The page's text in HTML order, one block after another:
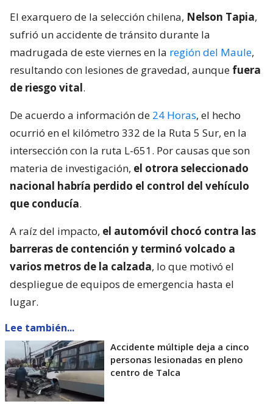
El exarquero de la selección chilena, Nelson Tapia,
sufrió un accidente de tránsito durante la
madrugada de este viernes en la región del Maule,
resultando con lesiones de gravedad, aunque fuera
de riesgo vital.
De acuerdo a información de 24 Horas, el hecho
ocurrió en el kilómetro 332 de la Ruta 5 Sur, en la
intersección con la ruta L-651. Por causas que son
materia de investigación, el otrora seleccionado
nacional habría perdido el control del vehículo
que conducía.
A raíz del impacto, el automóvil chocó contra las
barreras de contención y terminó volcado a
varios metros de la calzada, lo que motivó el
despliegue de equipos de emergencia hasta el
lugar.
Lee también...
Accidente múltiple deja a cinco
personas lesionadas en pleno
centro de Talca